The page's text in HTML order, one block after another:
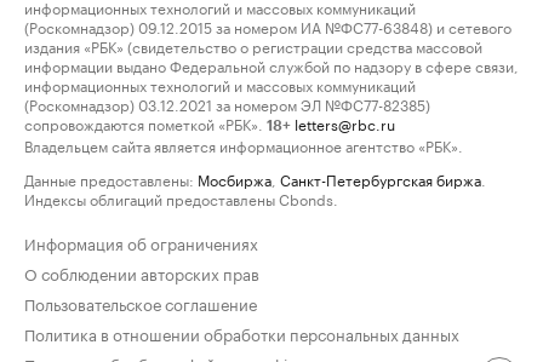
информационных технологий и массовых коммуникаций
(Роскомнадзор) 09.12.2015 за номером ИА №ФС77-63848) и сетевого
издания «РБК» (свидетельство о регистрации средства массовой
информации выдано Федеральной службой по надзору в сфере связи,
информационных технологий и массовых коммуникаций
(Роскомнадзор) 03.12.2021 за номером ЭЛ №ФС77-82385)
сопровождаются пометкой «РБК».
18+ letters@rbc.ru
Владельцем сайта является информационное агентство «РБК».
Данные предоставлены: Мосбиржа Санкт-Петербургская биржа
Индексы облигаций предоставлены Cbonds.
Информация об ограничениях
О соблюдении авторских прав
Пользовательское соглашение
Политика в отношении обработки персональных данных